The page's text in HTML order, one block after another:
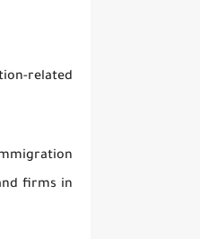
related
firms in